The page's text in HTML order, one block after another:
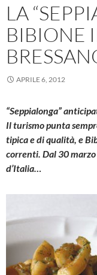
LA
BIBIONE
APRILE 6, 2012
“Seppialonga”
Il turismo punta
tipica e di qualità, e
correnti. Dal 30 marzo
d’Italia…